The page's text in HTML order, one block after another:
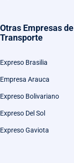
Otras Empresas de
Transporte
Expreso Brasilia
Empresa Arauca
Expreso Bolivariano
Expreso Del Sol
Expreso Gaviota